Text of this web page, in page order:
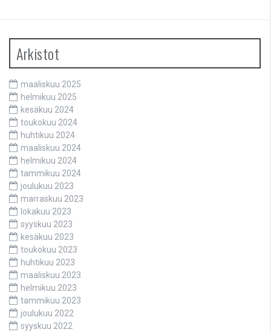
Arkistot
maaliskuu 2025
helmikuu 2025
kesäkuu 2024
toukokuu 2024
huhtikuu 2024
maaliskuu 2024
helmikuu 2024
tammikuu 2024
joulukuu 2023
marraskuu 2023
lokakuu 2023
syyskuu 2023
kesäkuu 2023
toukokuu 2023
huhtikuu 2023
maaliskuu 2023
helmikuu 2023
tammikuu 2023
joulukuu 2022
syyskuu 2022